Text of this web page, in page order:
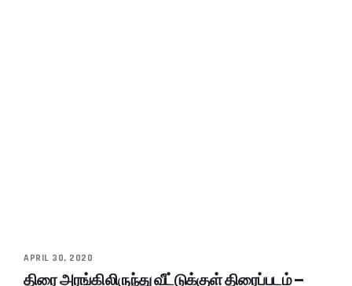
APRIL 30, 2020
திரை அரங்கிலிருந்து வீட்டுக்குள் திரைப்படம் –